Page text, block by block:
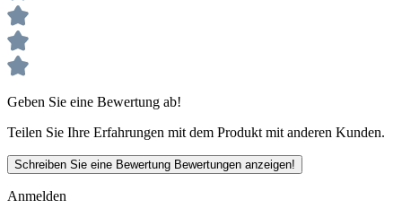
Geben Sie eine Bewertung ab!
Teilen Sie Ihre Erfahrungen mit dem Produkt mit anderen Kunden.
Schreiben Sie eine Bewertung Bewertungen anzeigen!
Anmelden